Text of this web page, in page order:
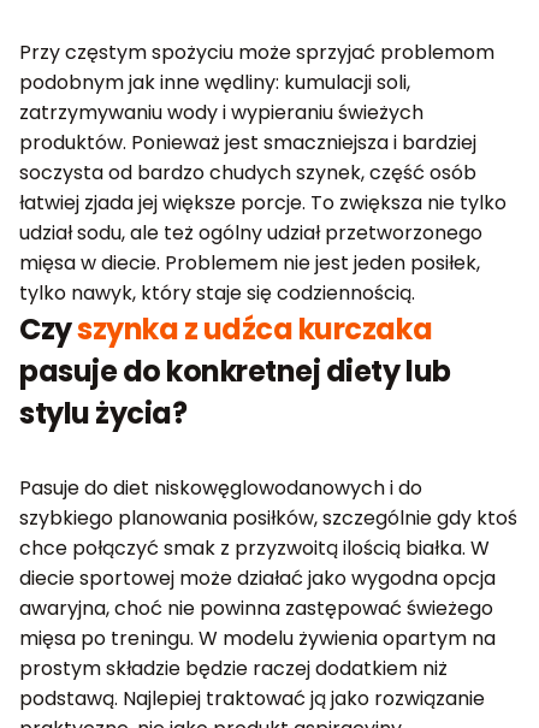
Przy częstym spożyciu może sprzyjać problemom
podobnym jak inne wędliny: kumulacji soli,
zatrzymywaniu wody i wypieraniu świeżych
produktów. Ponieważ jest smaczniejsza i bardziej
soczysta od bardzo chudych szynek, część osób
łatwiej zjada jej większe porcje. To zwiększa nie tylko
udział sodu, ale też ogólny udział przetworzonego
mięsa w diecie. Problemem nie jest jeden posiłek,
tylko nawyk, który staje się codziennością.
Czyszynka z udźca kurczaka
pasuje do konkretnej diety lub
stylu życia?
Pasuje do diet niskowęglowodanowych i do
szybkiego planowania posiłków, szczególnie gdy ktoś
chce połączyć smak z przyzwoitą ilością białka. W
diecie sportowej może działać jako wygodna opcja
awaryjna, choć nie powinna zastępować świeżego
mięsa po treningu. W modelu żywienia opartym na
prostym składzie będzie raczej dodatkiem niż
podstawą. Najlepiej traktować ją jako rozwiązanie